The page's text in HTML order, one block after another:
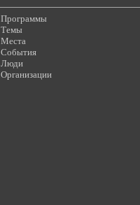
Программы
Темы
Места
События
Люди
Организации